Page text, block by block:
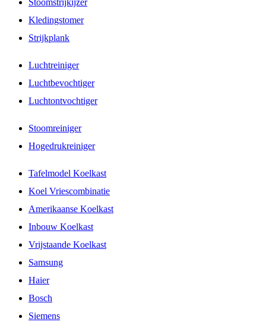
Stoomstrijkijzer
Kledingstomer
Strijkplank
Luchtreiniger
Luchtbevochtiger
Luchtontvochtiger
Stoomreiniger
Hogedrukreiniger
Tafelmodel Koelkast
Koel Vriescombinatie
Amerikaanse Koelkast
Inbouw Koelkast
Vrijstaande Koelkast
Samsung
Haier
Bosch
Siemens